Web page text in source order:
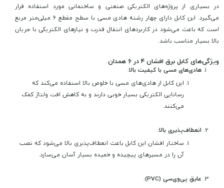
در بسیاری از پروژه‌های الکتریکی صنعتی و ساختمانی مورد استفاده قرار
می‌گیرد. این کابل دارای چهار رشته هادی مسی با سطح مقطع ۶ میلی‌متر مربع
است که باعث می‌شود در کاربردهای انتقال قدرت و نیازهای الکتریکی با جریان
بالا بسیار مناسب باشد.
ویژگی‌های کابل برق افشان ۴ در ۶ همدان
هادی‌های مسی با کیفیت بالا:
این کابل از هادی‌های مسی با خلوص بالا استفاده می‌کند که
رسانایی الکتریکی بسیار خوبی دارند و به کاهش افت ولتاژ کمک
می‌کنند.
انعطاف‌پذیری بالا:
ساختار افشان این کابل باعث انعطاف‌پذیری بالا می‌شود که نصب
آن را در مسیرهای پیچیده و خمیده بسیار آسان می‌سازد.
عایق پی‌وی‌سی (PVC)
: